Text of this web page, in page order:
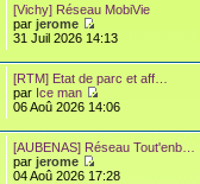
[Vichy] Réseau MobiVie
parjerome
31 Juil 2026 14:13
[RTM] Etat de parc et aff…
par Ice man
06 Aoû 2026 14:06
[AUBENAS] Réseau Tout'enb…
parjerome
04 Aoû 2026 17:28